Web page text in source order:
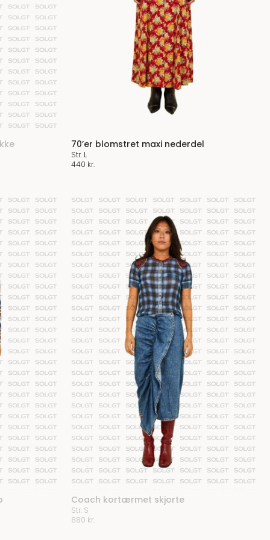
70’er blomstret maxi nederdel
Str. L
440 kr.
Coach kortærmet skjorte
Str. S
880 kr.